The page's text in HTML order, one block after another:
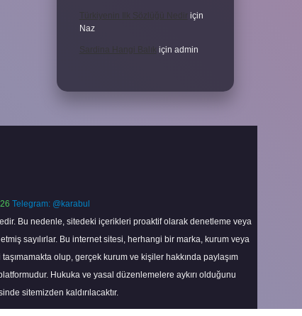
Türkiyenin Ilk Sözlüğü Nedir için
Naz
Sardina Hangi Balık için admin
Telegram: @karabul
Bu nedenle, sitedeki içerikleri proaktif olarak denetleme veya
sayılırlar. Bu internet sitesi, herhangi bir marka, kurum veya
olup, gerçek kurum ve kişiler hakkında paylaşım
Hukuka ve yasal düzenlemelere aykırı olduğunu
sitemizden kaldırılacaktır.